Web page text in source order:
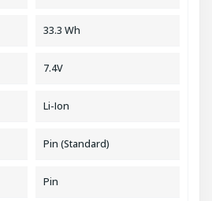
33.3 Wh
7.4V
Li-Ion
Pin (Standard)
Pin